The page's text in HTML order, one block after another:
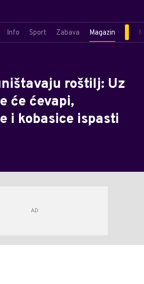
Info Sport Zabava Magazin
roštilj: Uz
će ćevapi,
i kobasice ispasti